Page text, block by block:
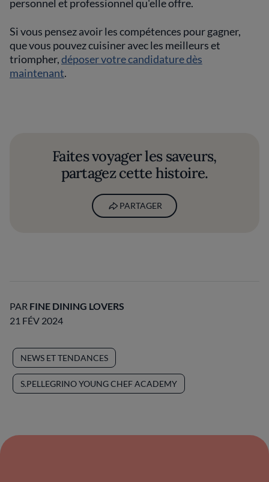
personnel et professionnel qu'elle offre.
Si vous pensez avoir les compétences pour gagner,
que vous pouvez cuisiner avec les meilleurs et
triompher,déposer votre candidature dès
maintenant.
Faites voyager les saveurs,
partagez cette histoire.
PARTAGER
PAR FINE DINING LOVERS
21 FÉV 2024
NEWS ET TENDANCES
S.PELLEGRINO YOUNG CHEF ACADEMY